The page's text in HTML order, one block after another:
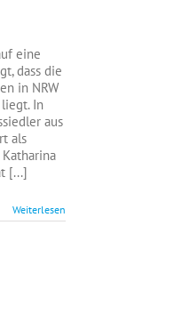
eine
dass die
in NRW
In
aus
als
[...]
Weiterlesen